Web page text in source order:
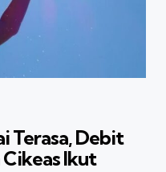
Terasa, Debit
Ikut